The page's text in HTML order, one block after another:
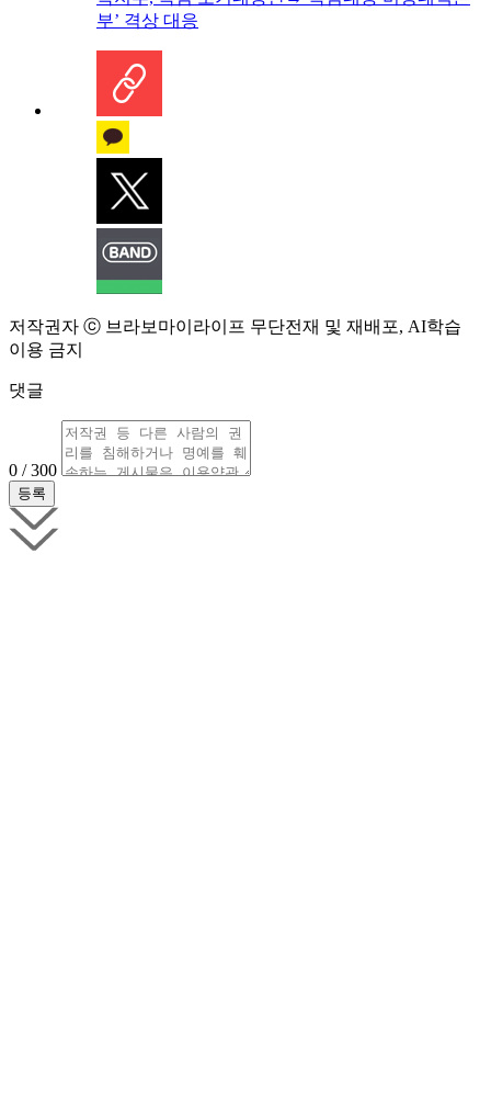
부’ 격상 대응
저작권자 ⓒ 브라보마이라이프 무단전재 및 재배포, AI학습
이용 금지
댓글
0 / 300